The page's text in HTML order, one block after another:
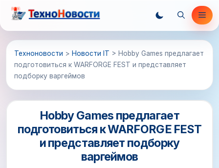
Перейти
содержимому
Техноновости > Новости IT > Hobby Games предлагает
подготовиться к WARFORGE FEST и представляет
подборку варгеймов
Hobby Games предлагает
подготовиться к WARFORGE FEST
и представляет подборку
варгеймов